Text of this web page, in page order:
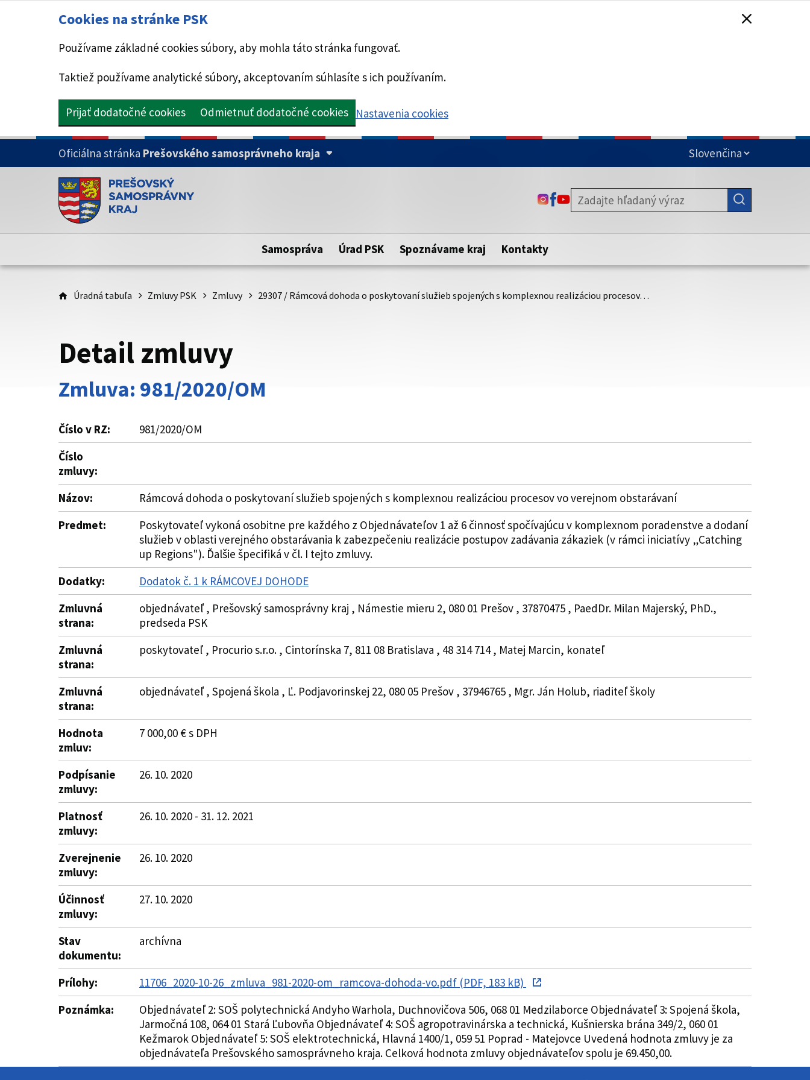
Cookies na stránke PSK
Používame základné cookies súbory, aby mohla táto stránka fungovať.
Taktiež používame analytické súbory, akceptovaním súhlasíte s ich používaním.
Prijať dodatočné cookies Odmietnuť dodatočné cookies Nastavenia cookies
PRESKOČIŤ NA HLAVNÝ OBSAH
Oficiálna stránka Prešovského samosprávneho kraja
Doména psk.sk je oficiálna
Toto je oficiálna webová stránka Prešovského samosprávneho kraja.
Táto stránka je zabezpečená
zabezpečenú webovú stránku. Zabezpečená stránka vždy začína
https:// pred názvom domény webového sídla.
ODKAZ SA OTVORÍ NA NOVEJ KARTE
ODKAZ SA OTVORÍ NA NOVEJ KARTE
ODKAZ SA OTVORÍ NA NOVEJ KARTE
Samospráva Úrad PSK Spoznávame kraj Kontakty
Úradná tabuľa Zmluvy PSK Zmluvy 29307 / Rámcová dohoda o poskytovaní služieb spojených s komplexnou realizáciou procesov…
Detail zmluvy
Zmluva: 981/2020/OM
Číslo v RZ:
981/2020/OM
Číslo
zmluvy:
Názov:
Rámcová dohoda o poskytovaní služieb spojených s komplexnou realizáciou procesov vo verejnom obstarávaní
Predmet:
Poskytovateľ vykoná osobitne pre každého z Objednávateľov 1 až 6 činnosť spočívajúcu v komplexnom poradenstve a dodaní
služieb v oblasti verejného obstarávania k zabezpečeniu realizácie postupov zadávania zákaziek (v rámci iniciatívy „Catching
up Regions"). Ďalšie špecifiká v čl. I tejto zmluvy.
Dodatky:
Dodatok č. 1 k RÁMCOVEJ DOHODE
Zmluvná
strana:
objednávateľ , Prešovský samosprávny kraj , Námestie mieru 2, 080 01 Prešov , 37870475 , PaedDr. Milan Majerský, PhD.,
predseda PSK
Zmluvná
strana:
poskytovateľ , Procurio s.r.o. , Cintorínska 7, 811 08 Bratislava , 48 314 714 , Matej Marcin, konateľ
Zmluvná
strana:
objednávateľ , Spojená škola , Ľ. Podjavorinskej 22, 080 05 Prešov , 37946765 , Mgr. Ján Holub, riaditeľ školy
Hodnota
zmluv:
7 000,00 € s DPH
Podpísanie
zmluvy:
26. 10. 2020
Platnosť
zmluvy:
26. 10. 2020 - 31. 12. 2021
Zverejnenie
zmluvy:
26. 10. 2020
Účinnosť
zmluvy:
27. 10. 2020
Stav
dokumentu:
archívna
Prílohy:
11706_2020-10-26_zmluva_981-2020-om_ramcova-dohoda-vo.pdf (PDF, 183 kB)
Poznámka:
Objednávateľ 2: SOŠ polytechnická Andyho Warhola, Duchnovičova 506, 068 01 Medzilaborce Objednávateľ 3: Spojená škola,
Jarmočná 108, 064 01 Stará Ľubovňa Objednávateľ 4: SOŠ agropotravinárska a technická, Kušnierska brána 349/2, 060 01
Kežmarok Objednávateľ 5: SOŠ elektrotechnická, Hlavná 1400/1, 059 51 Poprad - Matejovce Uvedená hodnota zmluvy je za
objednávateľa Prešovského samosprávneho kraja. Celková hodnota zmluvy objednávateľov spolu je 69.450,00.